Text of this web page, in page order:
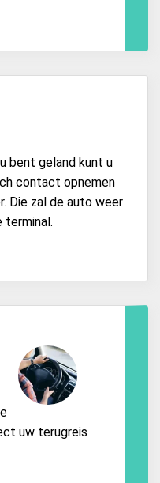
bent geland kunt u
contact opnemen
Die zal de auto weer
terminal.
uw terugreis